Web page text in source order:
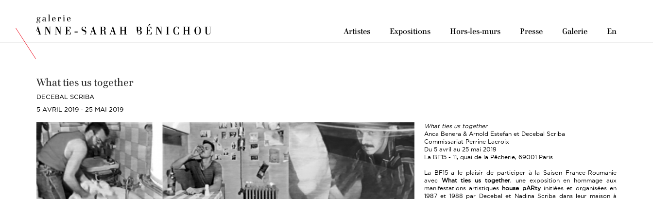
Artistes Expositions Hors-les-murs Presse Galerie En
What ties us together
DECEBAL SCRIBA
5 AVRIL 2019 - 25 MAI 2019
What ties us together
Anca Benera & Arnold Estefan et Decebal Scriba
Commissariat Perrine Lacroix
Du 5 avril au 25 mai 2019
La BF15 - 11, quai de la Pêcherie, 69001 Paris
La BF15 a le plaisir de participer à la Saison France-Roumanie
avec What ties us together, une exposition en hommage aux
manifestations artistiques house pARtyinitiées et organisées en
1987 et 1988 par Decebal et Nadina Scriba dans leur maison à